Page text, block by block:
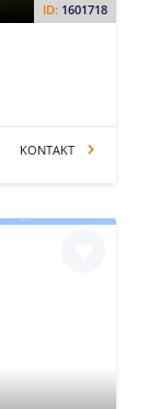
ID: 1601718
KONTAKT